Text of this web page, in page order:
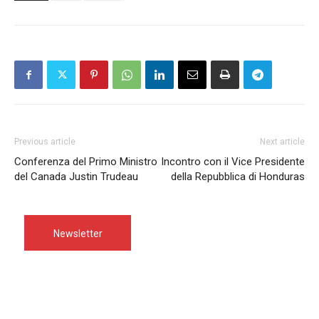
Previous article
Conferenza del Primo Ministro
del Canada Justin Trudeau
Next article
Incontro con il Vice Presidente
della Repubblica di Honduras
Newsletter